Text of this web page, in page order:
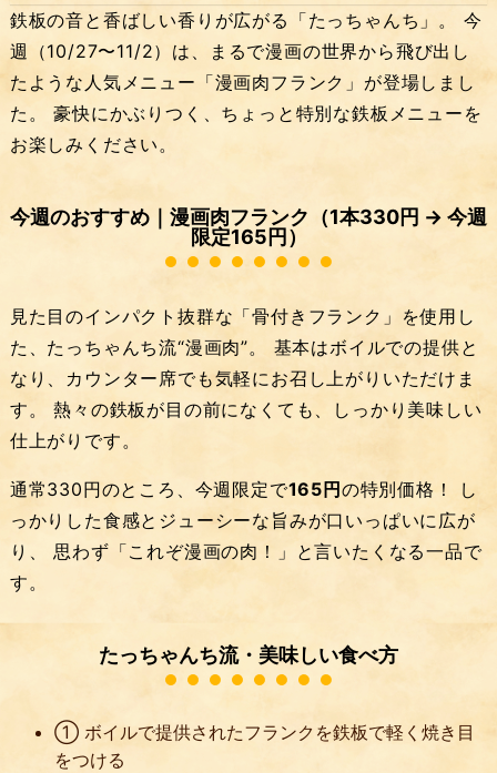
鉄板の音と香ばしい香りが広がる「たっちゃんち」。 今
週（10/27〜11/2）は、まるで漫画の世界から飛び出し
たような人気メニュー「漫画肉フランク」が登場しまし
た。 豪快にかぶりつく、ちょっと特別な鉄板メニューを
お楽しみください。
今週のおすすめ｜漫画肉フランク（1本330円 → 今週
限定165円）
見た目のインパクト抜群な「骨付きフランク」を使用し
た、たっちゃんち流“漫画肉”。 基本はボイルでの提供と
なり、カウンター席でも気軽にお召し上がりいただけま
す。 熱々の鉄板が目の前になくても、しっかり美味しい
仕上がりです。
通常330円のところ、今週限定で165円 の特別価格！ し
っかりした食感とジューシーな旨みが口いっぱいに広が
り、 思わず「これぞ漫画の肉！」と言いたくなる一品で
す。
たっちゃんち流・美味しい食べ方
① ボイルで提供されたフランクを鉄板で軽く焼き目
をつける